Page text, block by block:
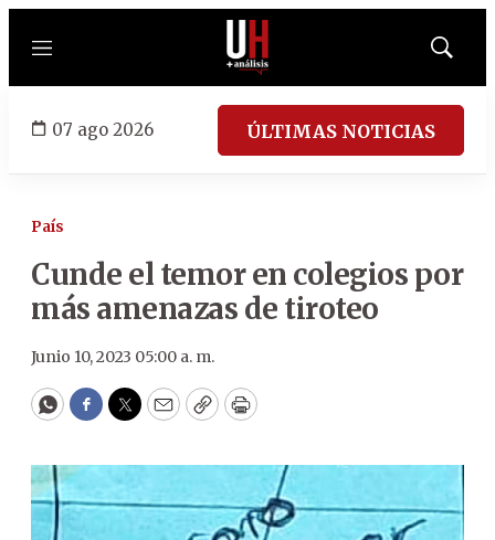
Menú
Mostrar
07 ago 2026 ÚLTIMAS NOTICIAS
País
Cunde el temor en colegios por
más amenazas de tiroteo
Junio 10, 2023 05:00 a. m.
WhatsApp
Facebook
Twitter
EmailCopyPrint